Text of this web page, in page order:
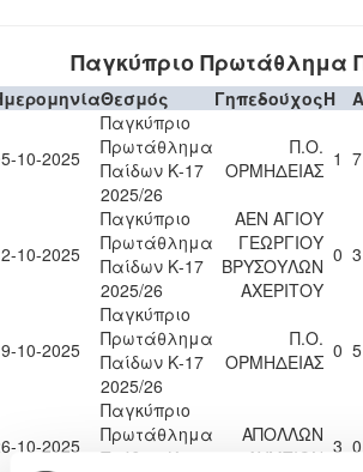
Παγκύπριο Πρωτάθλημα
Θεσμός ΓηπεδούχοςH A
10-2025
Παγκύπριο
Πρωτάθλημα
Παίδων Κ-17
2025/26
Π.Ο.
ΟΡΜΗΔΕΙΑΣ 1 7
10-2025
Παγκύπριο
Πρωτάθλημα
Παίδων Κ-17
2025/26
ΑΕΝ ΑΓΙΟΥ
ΓΕΩΡΓΙΟΥ
ΒΡΥΣΟΥΛΩΝ
ΑΧΕΡΙΤΟΥ
0 3
10-2025
Παγκύπριο
Πρωτάθλημα
Παίδων Κ-17
2025/26
Π.Ο.
ΟΡΜΗΔΕΙΑΣ 0 5
10-2025
Παγκύπριο
Πρωτάθλημα
Παίδων Κ-17
ΑΠΟΛΛΩΝ
ΛΥΜΠΙΩΝ 3 0